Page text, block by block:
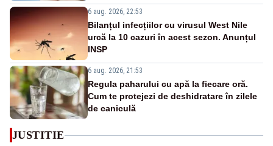
6 aug. 2026, 22:53
Bilanțul infecțiilor cu virusul West Nile
urcă la 10 cazuri în acest sezon. Anunțul
INSP
6 aug. 2026, 21:53
Regula paharului cu apă la fiecare oră.
Cum te protejezi de deshidratare în zilele
de caniculă
JUSTITIE